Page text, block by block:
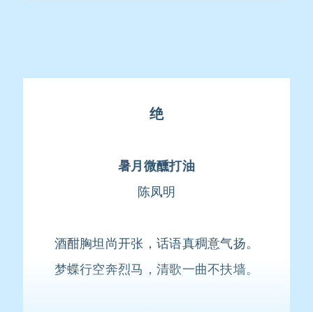
绝
暑月微醺打油
陈凤明
酒酣胸坦尚开张，话语真稠意气扬。
梦蝶行空奔烈马，清歌一曲不扶墙。